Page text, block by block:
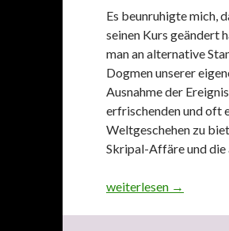
Es beunruhigte mich,
seinen Kurs geändert
man an alternative
Dogmen unserer
Ausnahme der
erfrischenden und oft
Weltgeschehen zu
Skripal-Affäre und die
antikrieg.eu: Alexandr
weiterlesen →